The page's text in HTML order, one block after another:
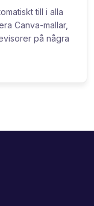
till i alla
Canva-mallar,
på några